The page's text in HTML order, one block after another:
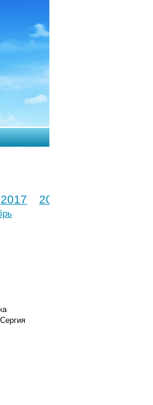
2017 2018